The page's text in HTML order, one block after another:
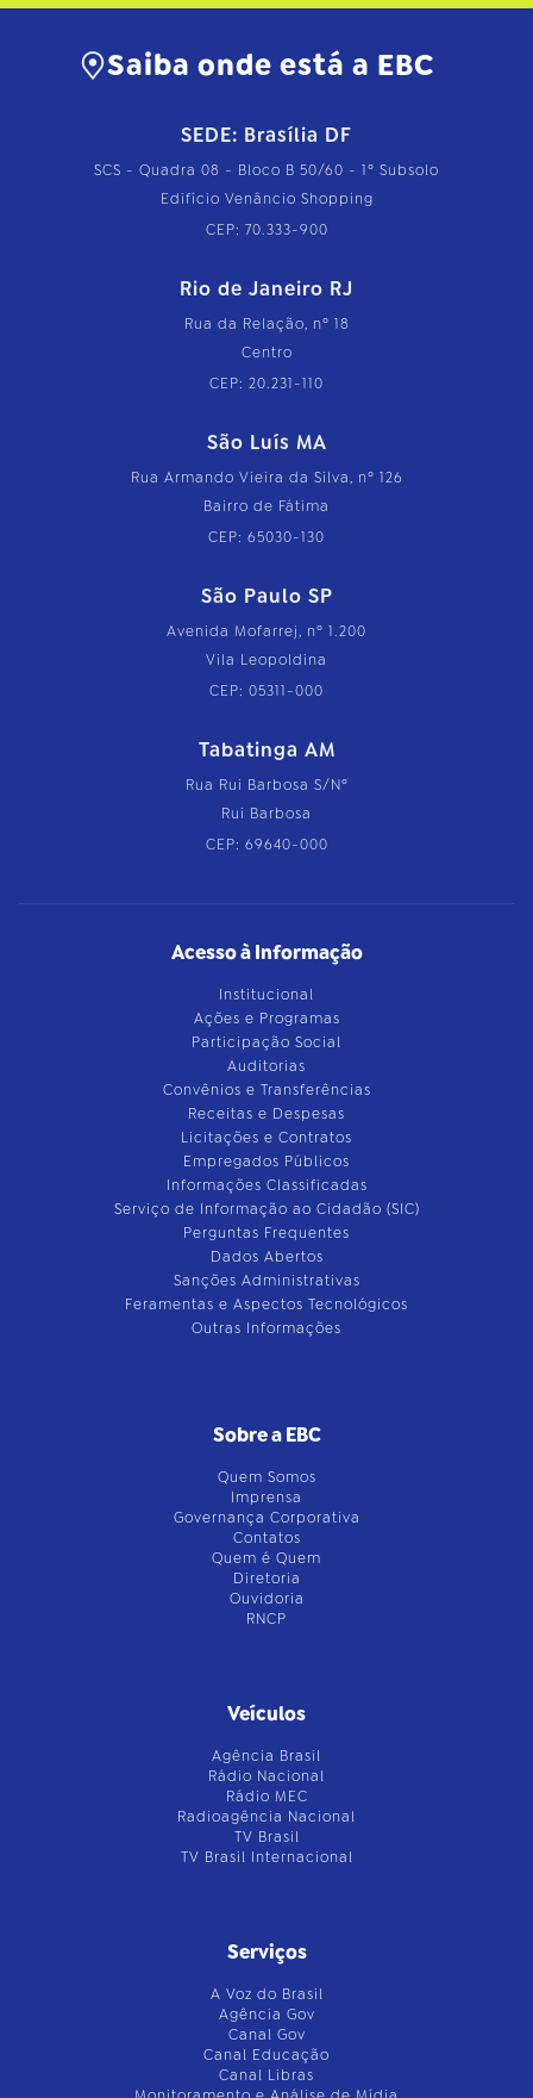
Saiba onde está a EBC
SEDE: Brasília DF
SCS - Quadra 08 - Bloco B 50/60 - 1º Subsolo
Edifício Venâncio Shopping
CEP: 70.333-900
Rio de Janeiro RJ
Rua da Relação, nº 18
Centro
CEP: 20.231-110
São Luís MA
Rua Armando Vieira da Silva, nº 126
Bairro de Fátima
CEP: 65030-130
São Paulo SP
Avenida Mofarrej, nº 1.200
Vila Leopoldina
CEP: 05311-000
Tabatinga AM
Rua Rui Barbosa S/Nº
Rui Barbosa
CEP: 69640-000
Acesso à Informação
Institucional
Ações e Programas
Participação Social
Auditorias
Convênios e Transferências
Receitas e Despesas
Licitações e Contratos
Empregados Públicos
Informações Classificadas
Serviço de Informação ao Cidadão (SIC)
Perguntas Frequentes
Dados Abertos
Sanções Administrativas
Feramentas e Aspectos Tecnológicos
Outras Informações
Sobre a EBC
Quem Somos
Imprensa
Governança Corporativa
Contatos
Quem é Quem
Diretoria
Ouvidoria
RNCP
Veículos
Agência Brasil
Rádio Nacional
Rádio MEC
Radioagência Nacional
TV Brasil
TV Brasil Internacional
Serviços
A Voz do Brasil
Agência Gov
Canal Gov
Canal Educação
Canal Libras